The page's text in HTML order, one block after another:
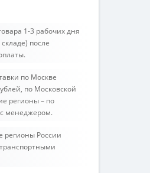
1-3 рабочих дня
после
по Москве
по Московской
регионы – по
менеджером.
регионы России